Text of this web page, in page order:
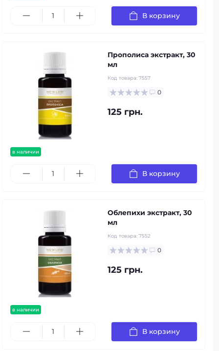
В корзину
в наличии
Прополиса экстракт, 30
мл
Код товара: 7557
0
125 грн.
В корзину
в наличии
Облепихи экстракт, 30
мл
Код товара: 7552
0
125 грн.
В корзину